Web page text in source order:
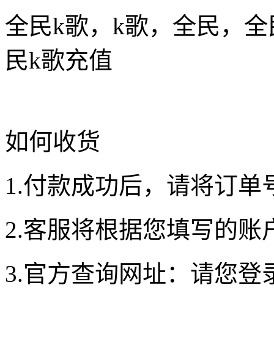
全民k歌，k歌，全民，
民k歌充值
如何收货
1.付款成功后，请将订单
2.客服将根据您填写的账
3.官方查询网址：请您登